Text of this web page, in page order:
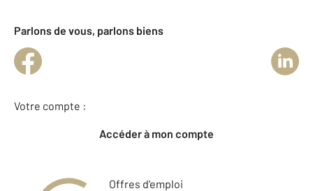
Parlons de vous, parlons biens
Votre compte :
Accéder à mon compte
Offres d'emploi